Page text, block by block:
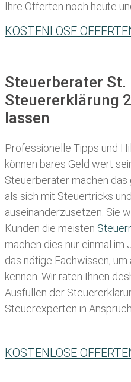
Ihre Offerten noch heute
KOSTENLOSE
Steuerberater
Steuererklärung
lassen
Professionelle Tipps und
können bares Geld wert
Steuerberater machen das
als sich mit Steuertricks
auseinanderzusetzen. Sie
Kunden die meisten
machen dies nur einmal im
das nötige Fachwissen,
kennen. Wir raten Ihnen
Ausfüllen der
Steuerexperten in
KOSTENLOSE